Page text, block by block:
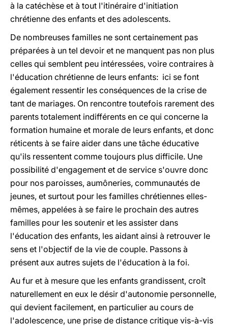
à la catéchèse et à tout l'itinéraire d'initiation
chrétienne des enfants et des adolescents.
De nombreuses familles ne sont certainement pas
préparées à un tel devoir et ne manquent pas non plus
celles qui semblent peu intéressées, voire contraires à
l'éducation chrétienne de leurs enfants: ici se font
également ressentir les conséquences de la crise de
tant de mariages. On rencontre toutefois rarement des
parents totalement indifférents en ce qui concerne la
formation humaine et morale de leurs enfants, et donc
réticents à se faire aider dans une tâche éducative
qu'ils ressentent comme toujours plus difficile. Une
possibilité d'engagement et de service s'ouvre donc
pour nos paroisses, aumôneries, communautés de
jeunes, et surtout pour les familles chrétiennes elles-
mêmes, appelées à se faire le prochain des autres
familles pour les soutenir et les assister dans
l'éducation des enfants, les aidant ainsi à retrouver le
sens et l'objectif de la vie de couple. Passons à
présent aux autres sujets de l'éducation à la foi.
Au fur et à mesure que les enfants grandissent, croît
naturellement en eux le désir d'autonomie personnelle,
qui devient facilement, en particulier au cours de
l'adolescence, une prise de distance critique vis-à-vis